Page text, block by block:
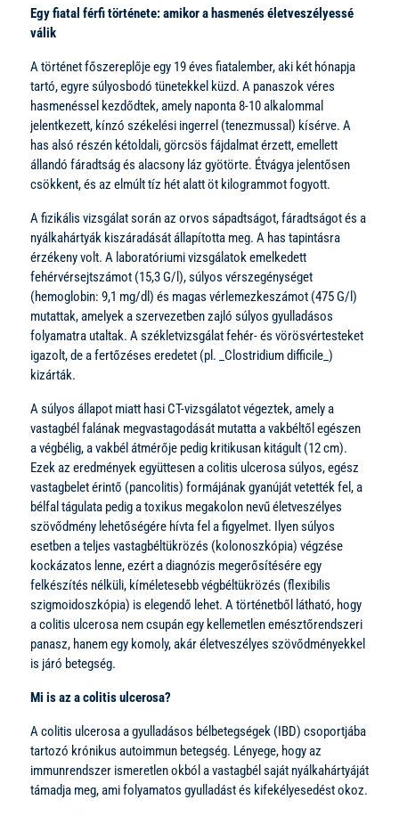
Egy fiatal férfi története: amikor a hasmenés életveszélyessé
válik
A történet főszereplője egy 19 éves fiatalember, aki két hónapja
tartó, egyre súlyosbodó tünetekkel küzd. A panaszok véres
hasmenéssel kezdődtek, amely naponta 8-10 alkalommal
jelentkezett, kínzó székelési ingerrel (tenezmussal) kísérve. A
has alsó részén kétoldali, görcsös fájdalmat érzett, emellett
állandó fáradtság és alacsony láz gyötörte. Étvágya jelentősen
csökkent, és az elmúlt tíz hét alatt öt kilogrammot fogyott.
A fizikális vizsgálat során az orvos sápadtságot, fáradtságot és a
nyálkahártyák kiszáradását állapította meg. A has tapintásra
érzékeny volt. A laboratóriumi vizsgálatok emelkedett
fehérvérsejtszámot (15,3 G/l), súlyos vérszegénységet
(hemoglobin: 9,1 mg/dl) és magas vérlemezkeszámot (475 G/l)
mutattak, amelyek a szervezetben zajló súlyos gyulladásos
folyamatra utaltak. A székletvizsgálat fehér- és vörösvértesteket
igazolt, de a fertőzéses eredetet (pl. _Clostridium difficile_)
kizárták.
A súlyos állapot miatt hasi CT-vizsgálatot végeztek, amely a
vastagbél falának megvastagodását mutatta a vakbéltől egészen
a végbélig, a vakbél átmérője pedig kritikusan kitágult (12 cm).
Ezek az eredmények együttesen a colitis ulcerosa súlyos, egész
vastagbelet érintő (pancolitis) formájának gyanúját vetették fel, a
bélfal tágulata pedig a toxikus megakolon nevű életveszélyes
szövődmény lehetőségére hívta fel a figyelmet. Ilyen súlyos
esetben a teljes vastagbéltükrözés (kolonoszkópia) végzése
kockázatos lenne, ezért a diagnózis megerősítésére egy
felkészítés nélküli, kíméletesebb végbéltükrözés (flexibilis
szigmoidoszkópia) is elegendő lehet. A történetből látható, hogy
a colitis ulcerosa nem csupán egy kellemetlen emésztőrendszeri
panasz, hanem egy komoly, akár életveszélyes szövődményekkel
is járó betegség.
Mi is az a colitis ulcerosa?
A colitis ulcerosa a gyulladásos bélbetegségek (IBD) csoportjába
tartozó krónikus autoimmun betegség. Lényege, hogy az
immunrendszer ismeretlen okból a vastagbél saját nyálkahártyáját
támadja meg, ami folyamatos gyulladást és kifekélyesedést okoz.